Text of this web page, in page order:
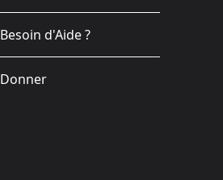
Besoin d'Aide ?
Donner